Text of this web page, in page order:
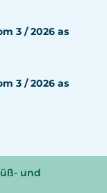
3 / 2026 as
3 / 2026 as
und